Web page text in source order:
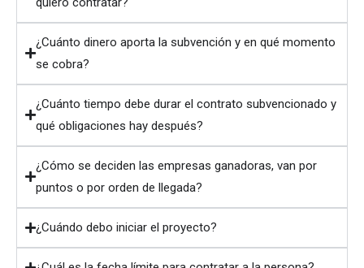
¿Cuánto dinero aporta la subvención y en qué momento
se cobra?
¿Cuánto tiempo debe durar el contrato subvencionado y
qué obligaciones hay después?
¿Cómo se deciden las empresas ganadoras, van por
puntos o por orden de llegada?
¿Cuándo debo iniciar el proyecto?